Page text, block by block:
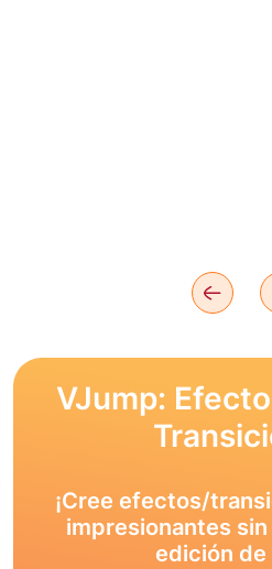
VJump:
¡Cree efectos/
impresionantes
edición